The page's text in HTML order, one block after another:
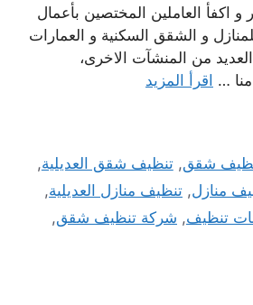
و اكفأ العاملين المختصين بأعمال
و الشقق السكنية و العمارات
من المنشآت الاخرى،
… اقرأ المزيد
شقق,تنظيف شقق العديلية,
منازل, تنظيف منازل العديلية,
تنظيف, شركة تنظيف شقق,